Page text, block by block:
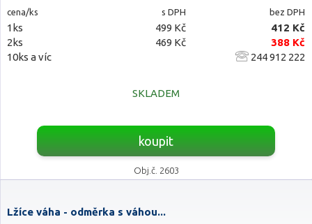
cena/ks s DPH bez DPH
1ks 499 Kč
412 Kč
2ks
469 Kč
388 Kč
10ks a víc
244 912 222
SKLADEM
koupit
Obj.č. 2603
Lžíce váha - odměrka s váhou...